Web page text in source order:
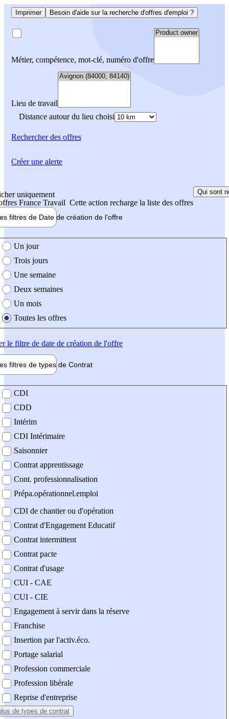
Imprimer Besoin d'aide sur la recherche d'offres d'emploi ?
Métier, compétence, mot-clé, numéro d'offre
Lieu de travail
Distance autour du lieu choisi
Rechercherdes offres
uniquement
France Travail Cette action recharge la liste des offres
Qui sont
filtres de Date de création de l'offre
création de l'offre
Un jour
Trois jours
Une semaine
Deux semaines
Un mois
Toutes les offres
le filtre de date de création de l'offre
filtres de types de Contrat
contrat
CDI
CDD
Intérim
CDI Intérimaire
Saisonnier
Contrat apprentissage
Cont. professionnalisation
Prépa.opérationnel.emploi
CDI de chantier ou d'opération
Contrat d'Engagement Educatif
Contrat intermittent
Contrat pacte
Contrat d'usage
CUI - CAE
CUI - CIE
Engagement à servir dans la réserve
Franchise
Insertion par l'activ.éco.
Portage salarial
Profession commerciale
Profession libérale
Reprise d'entreprise
de types de contrat
Créer une alerte